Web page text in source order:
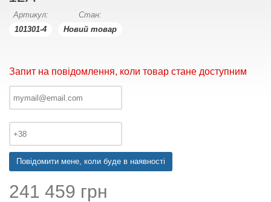
Артикул:
101301-4
Стан:
Новий товар
Запит на повідомлення, коли товар стане доступним
Повідомити мене, коли буде в наявності
241 459 грн